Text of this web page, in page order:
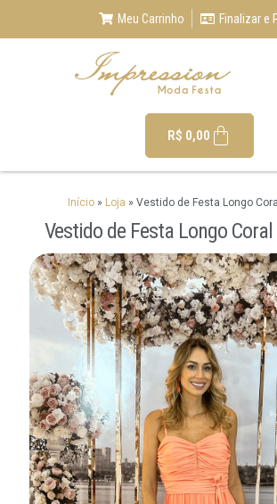
Meu Carrinho Finalizar e
R$ 0,00
Início» Loja » Vestido de Festa Longo
Vestido de Festa Longo